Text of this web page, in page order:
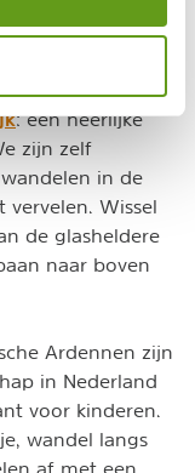
: een heerlijke
zijn zelf
in de
vervelen. Wissel
de glasheldere
naar boven
Ardennen zijn
in Nederland
voor kinderen.
wandel langs
af met een